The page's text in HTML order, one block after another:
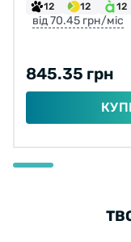
12 12 12
від 70.45 грн/міс
845.35 грн